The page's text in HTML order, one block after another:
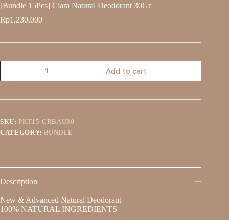
[Bundle 15Pcs] Ciara Natural Deodorant 30Gr
Rp1.230.000
Add to cart
SKU: PKT15-CRBAU30-
CATEGORY: BUNDLE
Description
New & Advanced Natural Deodorant
100% NATURAL INGREDIENTS